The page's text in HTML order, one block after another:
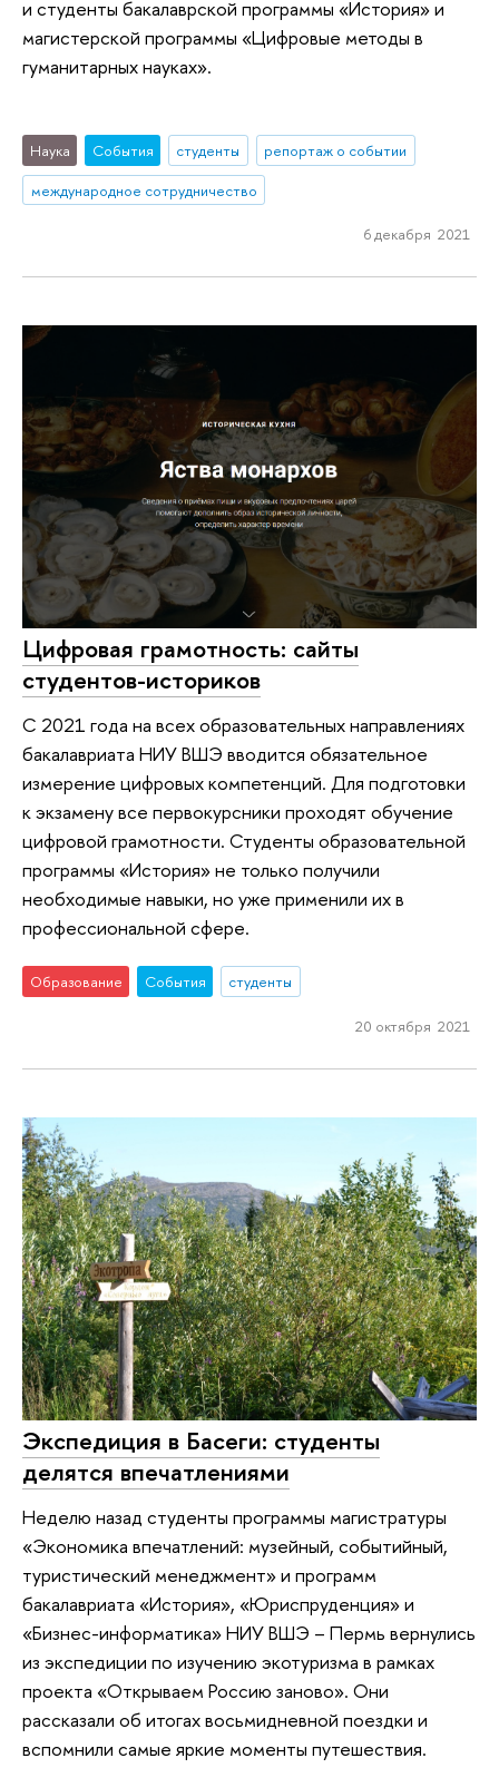
и студенты бакалаврской программы «История» и
магистерской программы «Цифровые методы в
гуманитарных науках».
Наука События студенты
репортаж о событии
международное сотрудничество
6 декабря 2021
Цифровая грамотность: сайты
студентов-историков
С 2021 года на всех образовательных направлениях
бакалавриата НИУ ВШЭ вводится обязательное
измерение цифровых компетенций. Для подготовки
к экзамену все первокурсники проходят обучение
цифровой грамотности. Студенты образовательной
программы «История» не только получили
необходимые навыки, но уже применили их в
профессиональной сфере.
Образование События студенты
20 октября 2021
Экспедиция в Басеги: студенты
делятся впечатлениями
Неделю назад студенты программы магистратуры
«Экономика впечатлений: музейный, событийный,
туристический менеджмент» и программ
бакалавриата «История», «Юриспруденция» и
«Бизнес-информатика» НИУ ВШЭ – Пермь вернулись
из экспедиции по изучению экотуризма в рамках
проекта «Открываем Россию заново». Они
рассказали об итогах восьмидневной поездки и
вспомнили самые яркие моменты путешествия.